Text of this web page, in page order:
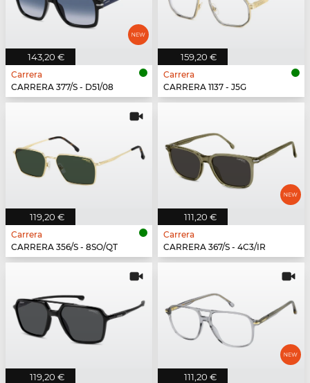
143,20 €
Carrera
CARRERA 377/S - D51/08
159,20 €
Carrera
CARRERA 1137 - J5G
119,20 €
Carrera
CARRERA 356/S - 8SO/QT
111,20 €
Carrera
CARRERA 367/S - 4C3/IR
119,20 € 111,20 €